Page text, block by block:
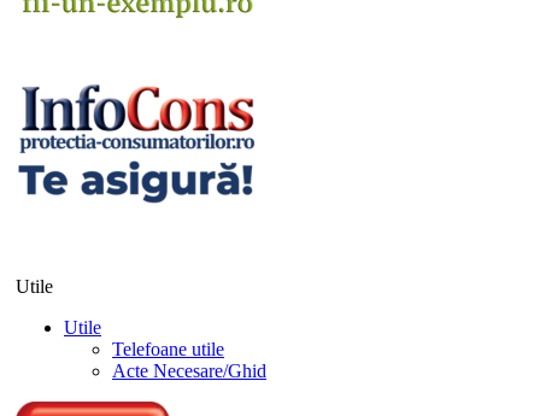
Utile
Utile
Telefoane utile
Acte Necesare/Ghid